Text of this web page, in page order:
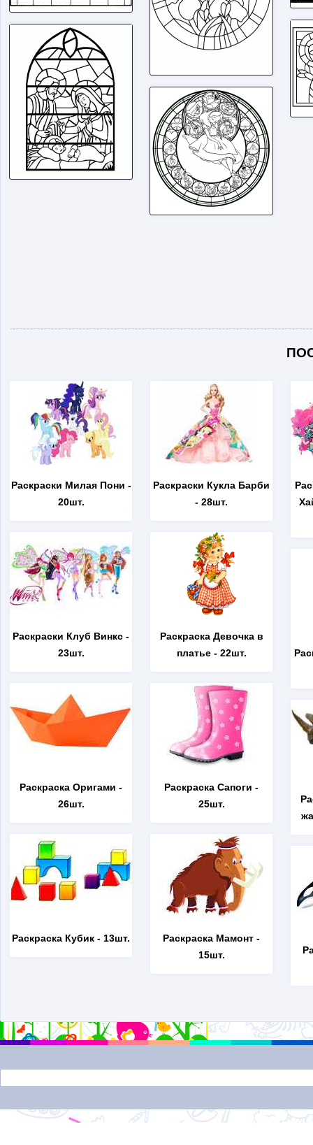
Раскраски Милая Пони -
20шт.
Раскраски Клуб Винкс -
23шт.
Раскраска Оригами -
26шт.
Раскраска Кубик - 13шт.
Раскраски Кукла Барби
- 28шт.
Раскраска Девочка в
платье- 22шт.
Раскраска Сапоги -
25шт.
Раскраска Мамонт -
15шт.